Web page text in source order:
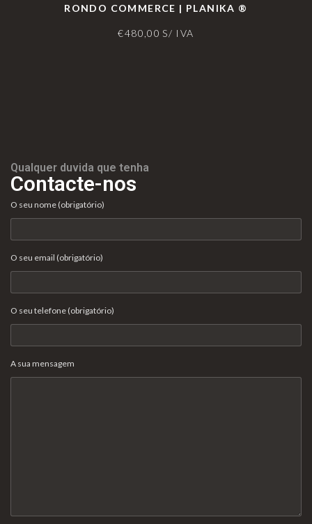
RONDO COMMERCE | PLANIKA ®
€480,00 S/ IVA
Qualquer duvida que tenha
Contacte-nos
O seu nome (obrigatório)
O seu email (obrigatório)
O seu telefone (obrigatório)
A sua mensagem